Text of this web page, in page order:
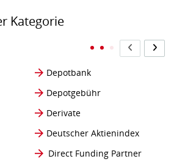
Kategorie
Depotbank
Depotgebühr
Derivate
Deutscher Aktienindex
Direct Funding Partner